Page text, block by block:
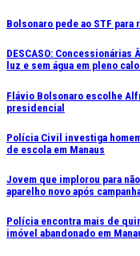
Ir
o
Bolsonaro pede ao STF
DESCASO: Concessionárias
luz e sem água em pleno
Flávio Bolsonaro escolhe
presidencial
Polícia Civil investiga
de escola em Manaus
Jovem que implorou para
aparelho novo após
Polícia encontra mais de
imóvel abandonado em